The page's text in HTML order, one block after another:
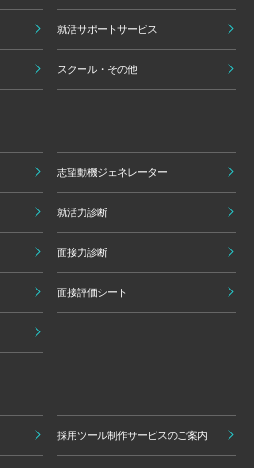
就活サポートサービス
スクール・その他
志望動機ジェネレーター
就活力診断
面接力診断
面接評価シート
採用ツール制作サービスのご案内